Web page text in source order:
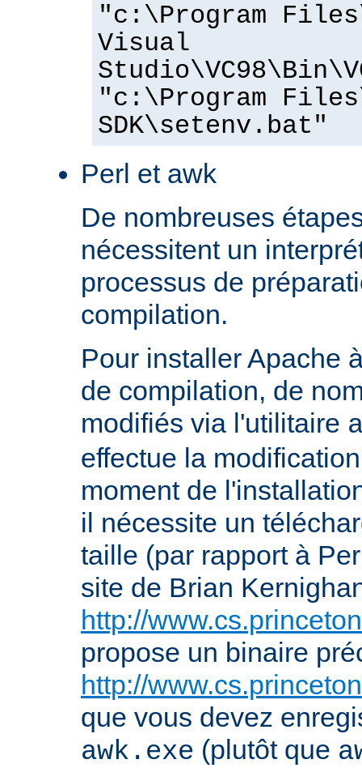
"c:\Program
Visual
"c:\Program
SDK\setenv.bat"
Perl et awk
De nombreuses
nécessitent un
processus de
compilation.
Pour installer Apache
de compilation, de
modifiés via l'utilitaire
effectue la
moment de
il nécessite un
taille (par rapport à
site de Brian
http://
propose un binaire
http://
que vous devez
awk.exe (plutôt que